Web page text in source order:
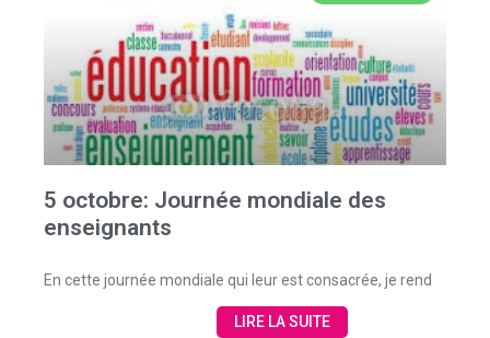
5 octobre: Journée mondiale des
enseignants
En cette journée mondiale qui leur est consacrée, je rend
LIRE LA SUITE